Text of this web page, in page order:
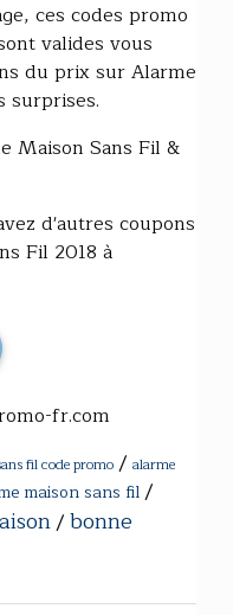
ces codes promo
valides vous
du prix sur Alarme
surprises.
Maison Sans Fil &
d'autres coupons
Fil 2018 à
fr.com
fil code promo / alarme
maison sans fil/
/bonne